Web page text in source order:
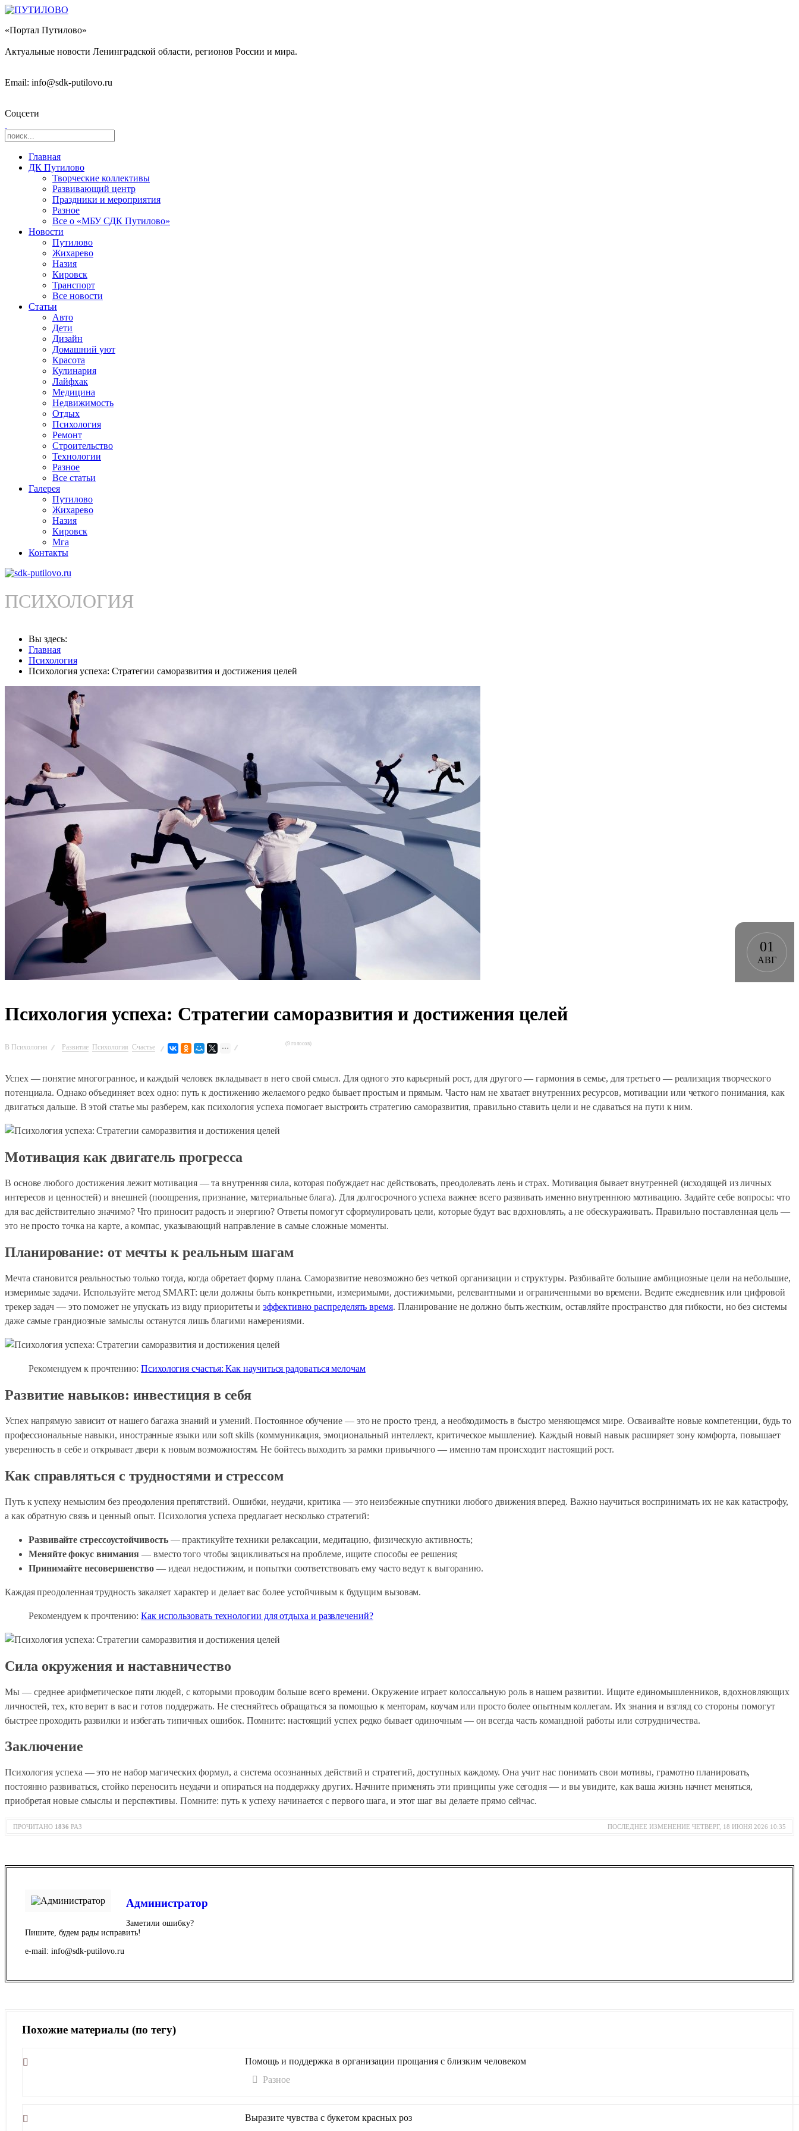
«Портал Путилово»
Актуальные новости Ленинградской области, регионов России и мира.
Email: info@sdk-putilovo.ru
Соцсети
Главная
ДК Путилово
Творческие коллективы
Развивающий центр
Праздники и мероприятия
Разное
Все о «МБУ СДК Путилово»
Новости
Путилово
Жихарево
Назия
Кировск
Транспорт
Все новости
Статьи
Авто
Дети
Дизайн
Домашний уют
Красота
Кулинария
Лайфхак
Медицина
Недвижимость
Отдых
Психология
Ремонт
Строительство
Технологии
Разное
Все статьи
Галерея
Путилово
Жихарево
Назия
Кировск
Мга
Контакты
ПСИХОЛОГИЯ
Вы здесь:
Главная
Психология
Психология успеха: Стратегии саморазвития и достижения целей
01
АВГ
Психология успеха: Стратегии саморазвития и достижения целей
В Психология Развитие Психология Счастье (9 голосов)
Успех — понятие многогранное, и каждый человек вкладывает в него свой смысл. Для одного это карьерный рост, для другого — гармония в семье, для третьего — реализация творческого
потенциала. Однако объединяет всех одно: путь к достижению желаемого редко бывает простым и прямым. Часто нам не хватает внутренних ресурсов, мотивации или четкого понимания, как
двигаться дальше. В этой статье мы разберем, как психология успеха помогает выстроить стратегию саморазвития, правильно ставить цели и не сдаваться на пути к ним.
Мотивация как двигатель прогресса
В основе любого достижения лежит мотивация — та внутренняя сила, которая побуждает нас действовать, преодолевать лень и страх. Мотивация бывает внутренней (исходящей из личных
интересов и ценностей) и внешней (поощрения, признание, материальные блага). Для долгосрочного успеха важнее всего развивать именно внутреннюю мотивацию. Задайте себе вопросы: что
для вас действительно значимо? Что приносит радость и энергию? Ответы помогут сформулировать цели, которые будут вас вдохновлять, а не обескураживать. Правильно поставленная цель —
это не просто точка на карте, а компас, указывающий направление в самые сложные моменты.
Планирование: от мечты к реальным шагам
Мечта становится реальностью только тогда, когда обретает форму плана. Саморазвитие невозможно без четкой организации и структуры. Разбивайте большие амбициозные цели на небольшие,
измеримые задачи. Используйте метод SMART: цели должны быть конкретными, измеримыми, достижимыми, релевантными и ограниченными во времени. Ведите ежедневник или цифровой
трекер задач — это поможет не упускать из виду приоритеты иэффективно распределять время. Планирование не должно быть жестким, оставляйте пространство для гибкости, но без системы
даже самые грандиозные замыслы останутся лишь благими намерениями.
Рекомендуем к прочтению: Психология счастья: Как научиться радоваться мелочам
Развитие навыков: инвестиция в себя
Успех напрямую зависит от нашего багажа знаний и умений. Постоянное обучение — это не просто тренд, а необходимость в быстро меняющемся мире. Осваивайте новые компетенции, будь то
профессиональные навыки, иностранные языки или soft skills (коммуникация, эмоциональный интеллект, критическое мышление). Каждый новый навык расширяет зону комфорта, повышает
уверенность в себе и открывает двери к новым возможностям. Не бойтесь выходить за рамки привычного — именно там происходит настоящий рост.
Как справляться с трудностями и стрессом
Путь к успеху немыслим без преодоления препятствий. Ошибки, неудачи, критика — это неизбежные спутники любого движения вперед. Важно научиться воспринимать их не как катастрофу,
а как обратную связь и ценный опыт. Психология успеха предлагает несколько стратегий:
Развивайте стрессоустойчивость— практикуйте техники релаксации, медитацию, физическую активность;
Меняйте фокус внимания — вместо того чтобы зацикливаться на проблеме, ищите способы ее решения;
Принимайте несовершенство — идеал недостижим, и попытки соответствовать ему часто ведут к выгоранию.
Каждая преодоленная трудность закаляет характер и делает вас более устойчивым к будущим вызовам.
Рекомендуем к прочтению: Как использовать технологии для отдыха и развлечений?
Сила окружения и наставничество
Мы — среднее арифметическое пяти людей, с которыми проводим больше всего времени. Окружение играет колоссальную роль в нашем развитии. Ищите единомышленников, вдохновляющих
личностей, тех, кто верит в вас и готов поддержать. Не стесняйтесь обращаться за помощью к менторам, коучам или просто более опытным коллегам. Их знания и взгляд со стороны помогут
быстрее проходить развилки и избегать типичных ошибок. Помните: настоящий успех редко бывает одиночным — он всегда часть командной работы или сотрудничества.
Заключение
Психология успеха — это не набор магических формул, а система осознанных действий и стратегий, доступных каждому. Она учит нас понимать свои мотивы, грамотно планировать,
постоянно развиваться, стойко переносить неудачи и опираться на поддержку других. Начните применять эти принципы уже сегодня — и вы увидите, как ваша жизнь начнет меняться,
приобретая новые смыслы и перспективы. Помните: путь к успеху начинается с первого шага, и этот шаг вы делаете прямо сейчас.
ПРОЧИТАНО 1836 РАЗ ПОСЛЕДНЕЕ ИЗМЕНЕНИЕ ЧЕТВЕРГ, 18 ИЮНЯ 2026 10:35
Администратор
Заметили ошибку?
Пишите, будем рады исправить!
e-mail: info@sdk-putilovo.ru
Похожие материалы (по тегу)
Помощь и поддержка в организации прощания с близким человеком
Разное
Выразите чувства с букетом красных роз